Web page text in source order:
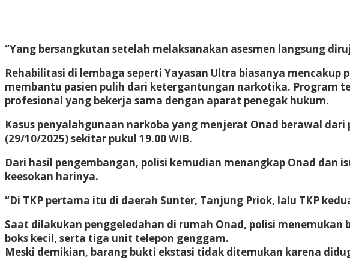
“Yang bersangkutan setelah melaksanakan asesmen langsung
Rehabilitasi di lembaga seperti Yayasan Ultra biasanya
membantu pasien pulih dari ketergantungan narkotika. Program
profesional yang bekerja sama dengan aparat penegak hukum.
Kasus penyalahgunaan narkoba yang menjerat Onad berawal
(29/10/2025) sekitar pukul 19.00 WIB.
Dari hasil pengembangan, polisi kemudian menangkap Onad dan
keesokan harinya.
“Di TKP pertama itu di daerah Sunter, Tanjung Priok, lalu TKP
Saat dilakukan penggeledahan di rumah Onad, polisi
boks kecil, serta tiga unit telepon genggam.
Meski demikian, barang bukti ekstasi tidak ditemukan karena